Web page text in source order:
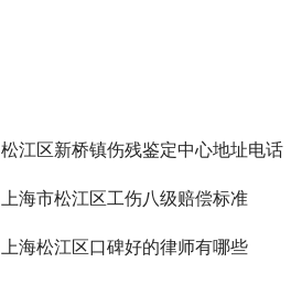
松江区新桥镇伤残鉴定中心地址电话
上海市松江区工伤八级赔偿标准
上海松江区口碑好的律师有哪些